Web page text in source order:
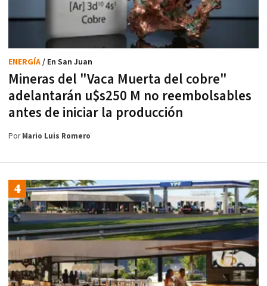
Mineras del "Vaca Muerta del cobre"
adelantarán u$s250 M no reembolsables
antes de iniciar la producción
ENERGÍA/ En San Juan
PorMario Luis Romero